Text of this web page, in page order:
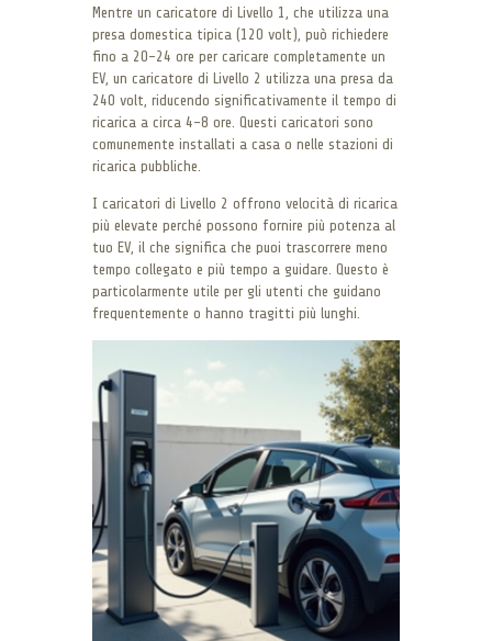
Mentre un caricatore di Livello 1, che utilizza una
presa domestica tipica (120 volt), può richiedere
fino a 20-24 ore per caricare completamente un
EV, un caricatore di Livello 2 utilizza una presa da
240 volt, riducendo significativamente il tempo di
ricarica a circa 4-8 ore. Questi caricatori sono
comunemente installati a casa o nelle stazioni di
ricarica pubbliche.
I caricatori di Livello 2 offrono velocità di ricarica
più elevate perché possono fornire più potenza al
tuo EV, il che significa che puoi trascorrere meno
tempo collegato e più tempo a guidare. Questo è
particolarmente utile per gli utenti che guidano
frequentemente o hanno tragitti più lunghi.